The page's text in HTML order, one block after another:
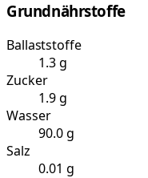
Grundnährstoffe
Ballaststoffe
1.3 g
Zucker
1.9 g
Wasser
90.0 g
Salz
0.01 g